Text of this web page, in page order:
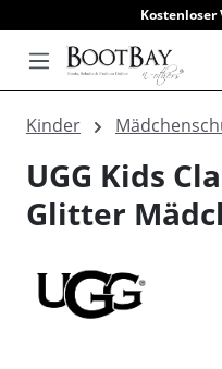
Kostenloser
Kinder
UGG Kids
Glitter